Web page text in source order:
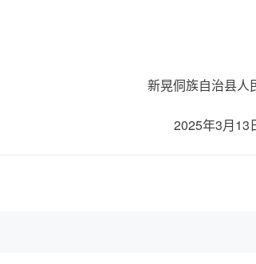
新晃侗族自治县人
2025年3月